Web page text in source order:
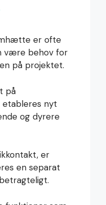
er ofte
være behov for
på projektet.
på
etableres nyt
og dyrere
er
en separat